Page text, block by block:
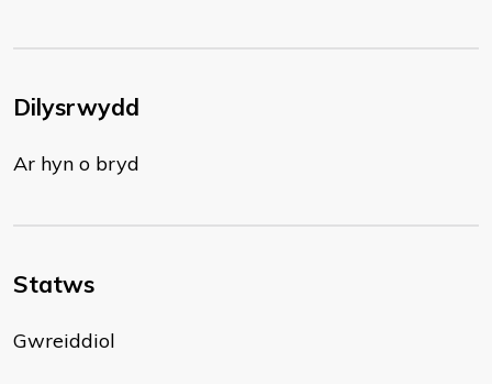
Dilysrwydd
Ar hyn o bryd
Statws
Gwreiddiol